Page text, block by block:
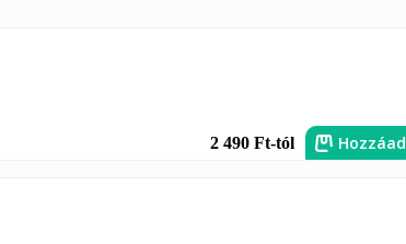
2 490 Ft-tól Hozzáad